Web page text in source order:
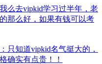
么去vipkid学习过半年，老
那么好，如果有钱可以考
只知道vipkid名气挺大的，
确实有点贵！！